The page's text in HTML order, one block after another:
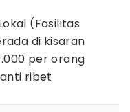
(Fasilitas
di kisaran
per orang
ribet